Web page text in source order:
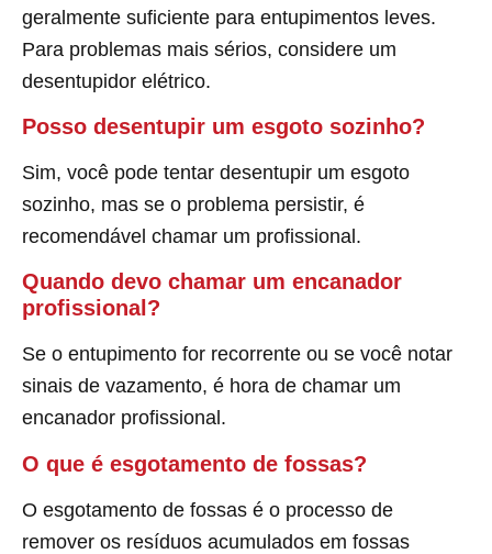
geralmente suficiente para entupimentos leves.
Para problemas mais sérios, considere um
desentupidor elétrico.
Posso desentupir um esgoto sozinho?
Sim, você pode tentar desentupir um esgoto
sozinho, mas se o problema persistir, é
recomendável chamar um profissional.
Quando devo chamar um encanador
profissional?
Se o entupimento for recorrente ou se você notar
sinais de vazamento, é hora de chamar um
encanador profissional.
O que é esgotamento de fossas?
O esgotamento de fossas é o processo de
remover os resíduos acumulados em fossas